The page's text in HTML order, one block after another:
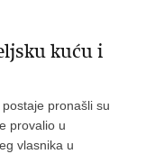
kuću i
pronašli su
provalio u
vlasnika u